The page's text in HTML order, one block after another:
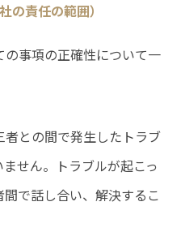
の責任の範囲）
事項の正確性について一
との間で発生したトラブ
せん。トラブルが起こっ
で話し合い、解決するこ